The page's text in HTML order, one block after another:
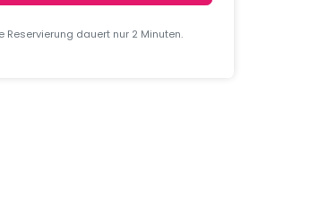
Reservierung dauert nur 2 Minuten.